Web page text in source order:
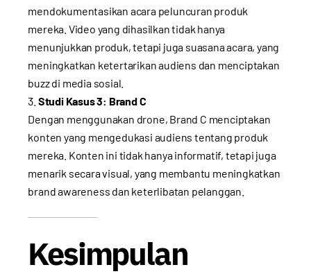
mendokumentasikan acara peluncuran produk
mereka. Video yang dihasilkan tidak hanya
menunjukkan produk, tetapi juga suasana acara, yang
meningkatkan ketertarikan audiens dan menciptakan
buzz di media sosial.
Studi Kasus 3: Brand C
Dengan menggunakan drone, Brand C menciptakan
konten yang mengedukasi audiens tentang produk
mereka. Konten ini tidak hanya informatif, tetapi juga
menarik secara visual, yang membantu meningkatkan
brand awareness dan keterlibatan pelanggan.
Kesimpulan